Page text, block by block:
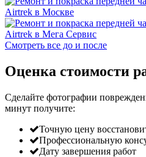
Смотреть все до и после
Оценка стоимости
Сделайте фотографии
минут получите:
Точную цену
Профессиональную
Дату завершения работ